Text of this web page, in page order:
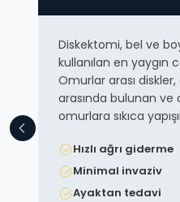
Diskektomi, bel ve
kullanılan en yaygın
Omurlar arası
arasında bulunan ve
omurlara sıkıca
Hızlı ağrı giderme
Minimal invaziv
Ayaktan tedavi